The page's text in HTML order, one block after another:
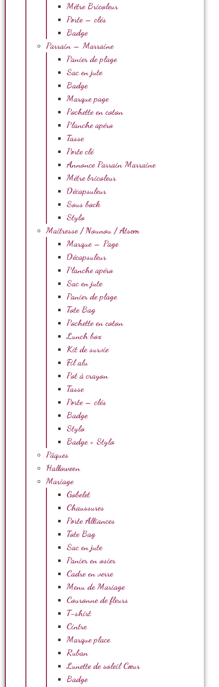
Mètre Bricoleur
Porte – clés
Badge
Parrain – Marraine
Panier de plage
Sac en jute
Badge
Marque page
Pochette en coton
Planche apéro
Tasse
Porte clé
Annonce Parrain Marraine
Mètre bricoleur
Décapsuleur
Sous bock
Stylo
Maîtresse / Nounou / Atsem
Marque – Page
Décapsuleur
Planche apéro
Sac en jute
Panier de plage
Tote Bag
Pochette en coton
Lunch box
Kit de survie
Fil alu
Pot à crayon
Tasse
Porte – clés
Badge
Stylo
Badge + Stylo
Pâques
Halloween
Mariage
Gobelet
Chaussures
Porte Alliances
Tote Bag
Sac en jute
Panier en osier
Cadre en verre
Menu de Mariage
Couronne de fleurs
T-shirt
Cintre
Marque place
Ruban
Lunette de soleil Cœur
Badge